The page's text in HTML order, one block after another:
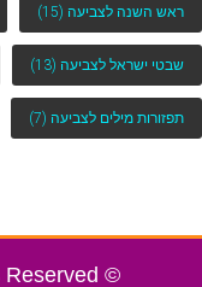
ראש השנה לצביעה (15)
שבטי ישראל לצביעה (13)
תפזורות מילים לצביעה (7)
© Copyright 2018. All Rights Reserved.